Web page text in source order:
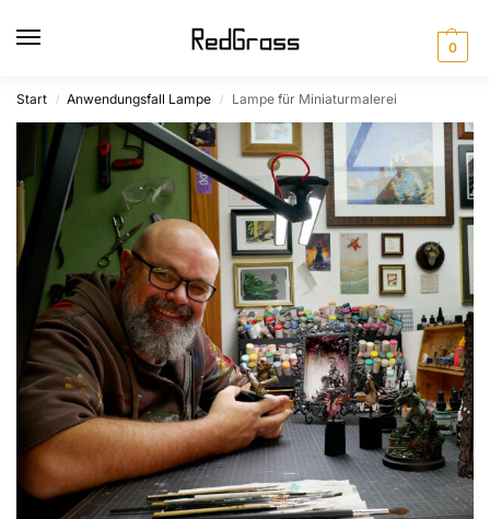
0
Start / Anwendungsfall Lampe / Lampe für Miniaturmalerei